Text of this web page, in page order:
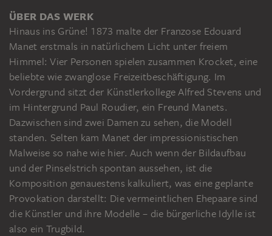
ÜBER DAS WERK
Hinaus ins Grüne! 1873 malte der Franzose Edouard
Manet erstmals in natürlichem Licht unter freiem
Himmel: Vier Personen spielen zusammen Krocket, eine
beliebte wie zwanglose Freizeitbeschäftigung. Im
Vordergrund sitzt der Künstlerkollege Alfred Stevens und
im Hintergrund Paul Roudier, ein Freund Manets.
Dazwischen sind zwei Damen zu sehen, die Modell
standen. Selten kam Manet der impressionistischen
Malweise so nahe wie hier. Auch wenn der Bildaufbau
und der Pinselstrich spontan aussehen, ist die
Komposition genauestens kalkuliert, was eine geplante
Provokation darstellt: Die vermeintlichen Ehepaare sind
die Künstler und ihre Modelle – die bürgerliche Idylle ist
also ein Trugbild.